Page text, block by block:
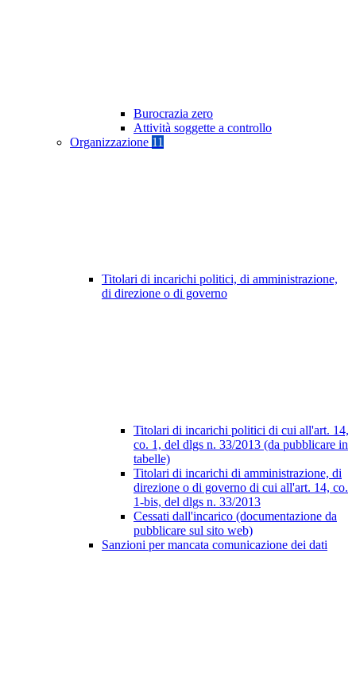
Burocrazia zero
Attività soggette a controllo
Organizzazione 11
Titolari di incarichi politici, di amministrazione,
di direzione o di governo
Titolari di incarichi politici di cui all'art. 14,
co. 1, del dlgs n. 33/2013 (da pubblicare in
tabelle)
Titolari di incarichi di amministrazione, di
direzione o di governo di cui all'art. 14, co.
1-bis, del dlgs n. 33/2013
Cessati dall'incarico (documentazione da
pubblicare sul sito web)
Sanzioni per mancata comunicazione dei dati